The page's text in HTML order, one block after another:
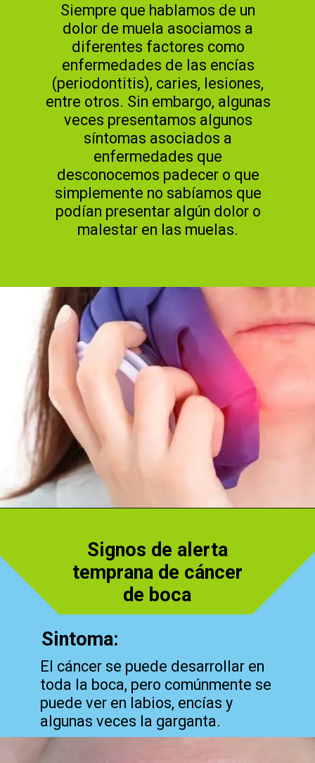
Siempre que hablamos de un
dolor de muela asociamos a
diferentes factores como
enfermedades de las encías
(periodontitis), caries, lesiones,
entre otros. Sin embargo, algunas
veces presentamos algunos
síntomas asociados a
enfermedades que
desconocemos padecer o que
simplemente no sabíamos que
podían presentar algún dolor o
malestar en las muelas.
Signos de alerta
temprana de cáncer
de boca
Sintoma:
El cáncer se puede desarrollar en
toda la boca, pero comúnmente se
puede ver en labios, encías y
algunas veces la garganta.